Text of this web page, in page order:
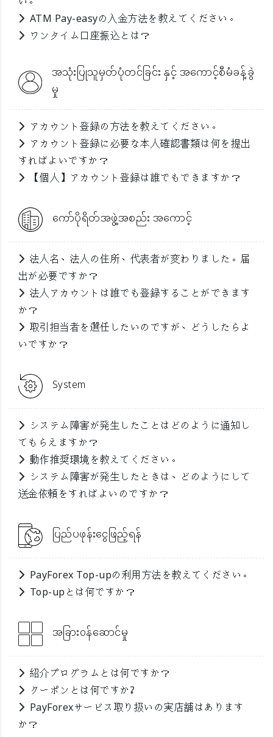
ATM Pay-easyの入金方法を教えてください。
ワンタイム口座振込とは？
အသုံးပြုသူမှတ်ပုံတင်ခြင်း နှင့် အကောင့်စီမံခန့်ခွဲ
မှု
アカウント登録の方法を教えてください。
アカウント登録に必要な本人確認書類は何を提出
すればよいですか？
【個人】アカウント登録は誰でもできますか？
ကော်ပိုရိတ်အဖွဲ့အစည်း အကောင့်
法人名、法人の住所、代表者が変わりました。届
出が必要ですか？
法人アカウントは誰でも登録することができます
か？
取引担当者を選任したいのですが、どうしたらよ
いですか？
System
システム障害が発生したことはどのように通知し
てもらえますか？
動作推奨環境を教えてください。
システム障害が発生したときは、どのようにして
送金依頼をすればよいのですか？
ပြည်ပဖုန်းငွေဖြည့်ရန်
PayForex Top-upの利用方法を教えてください。
Top-upとは何ですか？
အခြား၀န်ဆောင်မှု
紹介プログラムとは何ですか？
クーポンとは何ですか?
PayForexサービス取り扱いの実店舗はあります
か？